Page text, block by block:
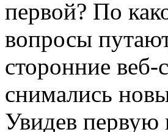
первой? По
вопросы
сторонние
снимались
Увидев первую